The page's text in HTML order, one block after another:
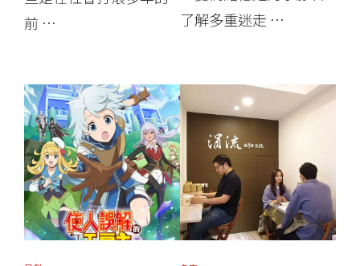
前 …
了解多重迷走 …